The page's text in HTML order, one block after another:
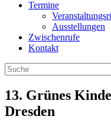
Termine
Ausstellungen
Zwischenrufe
Kontakt
13. Grünes
Dresden